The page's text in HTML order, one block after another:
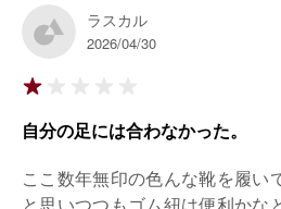
ラスカル
2026/04/30
自分の足には合わなかった。
ここ数年無印の色んな靴を履い
と思いつつもゴム紐は便利かな